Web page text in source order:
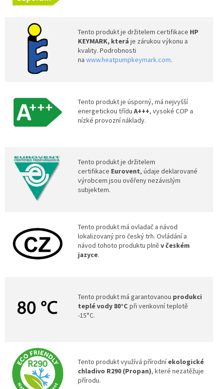
Tento produkt je držitelem certifikace HP
KEYMARK, která je zárukou výkonu a
kvality. Podrobnosti
na www.heatpumpkeymark.com.
Tento produkt je úsporný, má nejvyšší
energetickou třídu A+++, vysoké COP a
nízké provozní náklady.
Tento produkt je držitelem
certifikace Eurovent, údaje deklarované
výrobcem jsou ověřeny nezávislým
subjektem.
Tento produkt má ovladač a návod
lokalizovaný pro český trh. Ovládání a
návod tohoto produktu plněv českém
jazyce.
Tento produkt má garantovanou produkci
teplé vody 80°C při venkovní teplotě
-15°C.
Tento produkt využívá přírodníekologické
chladivo R290 (Propan), které nezatěžuje
přírodu.